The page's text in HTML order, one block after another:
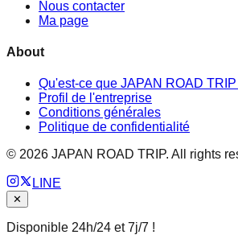
Nous contacter
Ma page
About
Qu'est-ce que JAPAN ROAD
Profil de l'entreprise
Conditions générales
Politique de confidentialité
© 2026 JAPAN ROAD TRIP. All rights
LINE
✕
Disponible 24h/24 et 7j/7 !